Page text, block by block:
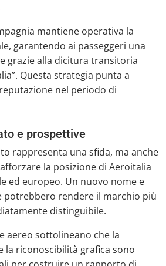
mantiene operativa la
garantendo ai passeggeri una
grazie alla dicitura transitoria
Questa strategia punta a
nel periodo di
e prospettive
rappresenta una sfida, ma anche
la posizione di Aeroitalia
ed europeo. Un nuovo nome e
potrebbero rendere il marchio più
distinguibile.
aereo sottolineano che la
la riconoscibilità grafica sono